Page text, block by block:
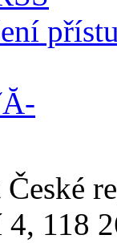
České
4, 118